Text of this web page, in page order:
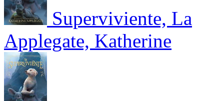
Superviviente, La
Applegate, Katherine